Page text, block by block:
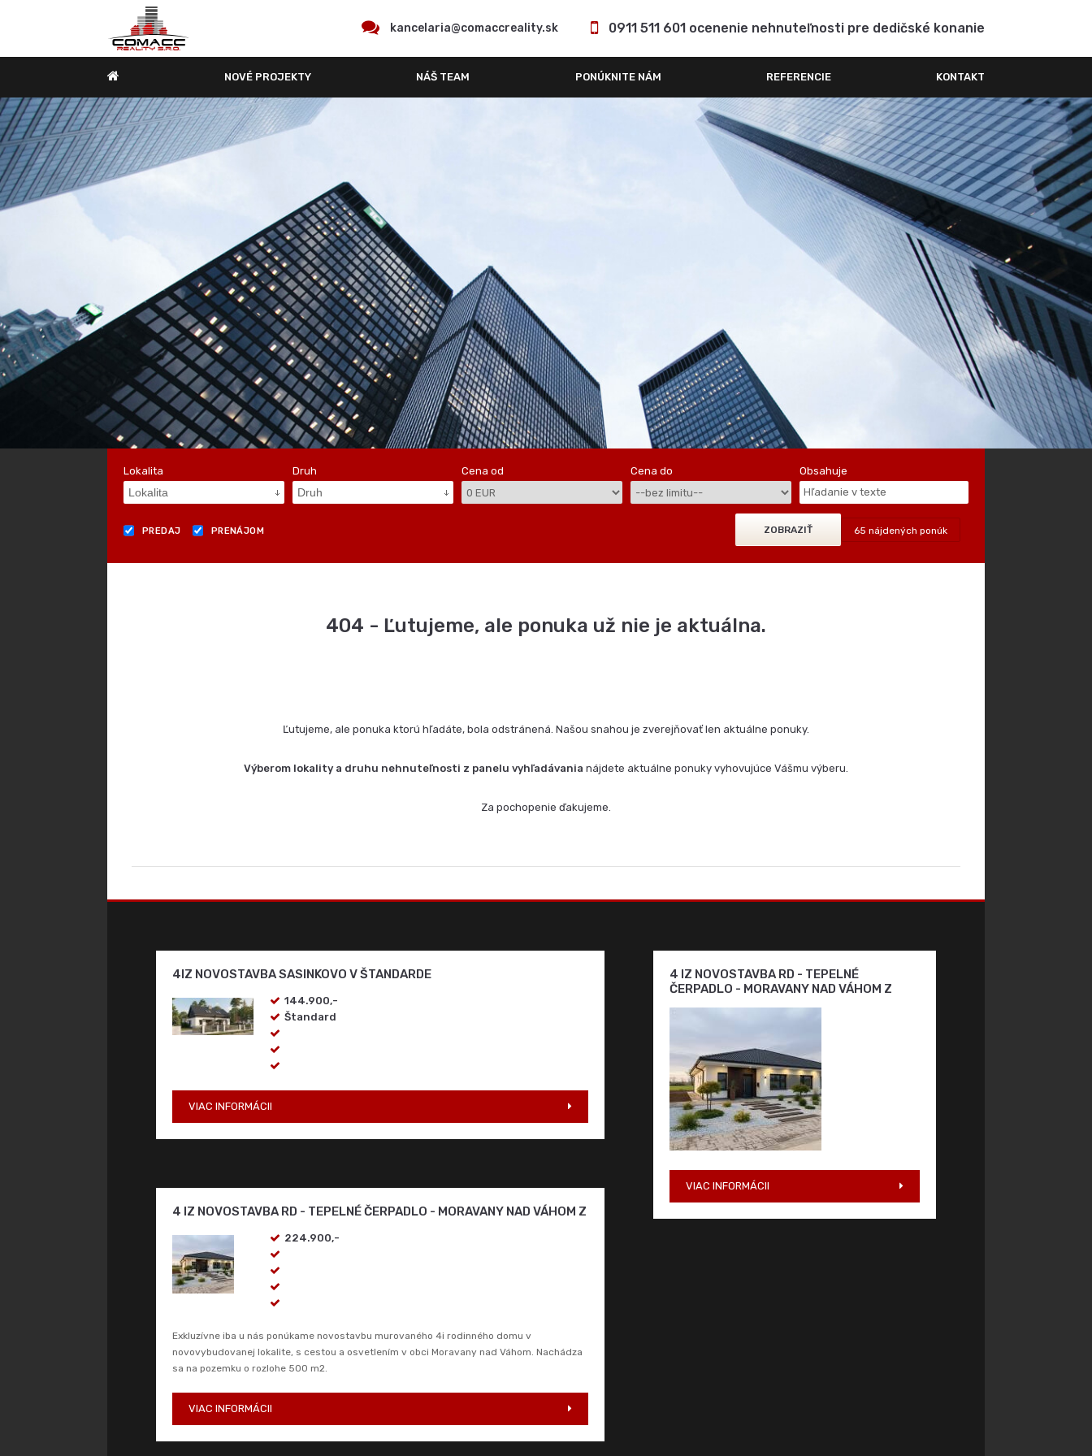
0911 511 601 ocenenie nehnuteľnosti pre dedičské konanie
kancelaria@comaccreality.sk
NOVÉ PROJEKTY NÁŠ TEAM PONÚKNITE NÁM REFERENCIE KONTAKT
404 - Ľutujeme, ale ponuka už nie je aktuálna.
Ľutujeme, ale ponuka ktorú hľadáte, bola odstránená. Našou snahou je zverejňovať len aktuálne ponuky.
Výberom lokality a druhu nehnuteľnosti z panelu vyhľadávania nájdete aktuálne ponuky vyhovujúce Vášmu výberu.
Za pochopenie ďakujeme.
Lokalita
Lokalita
Druh
Druh
Cena od Cena do Obsahuje
PREDAJ PRENÁJOM 65 nájdených ponúk
4IZ NOVOSTAVBA SASINKOVO V ŠTANDARDE
144.900,-
Štandard
VIAC INFORMÁCII
4 IZ NOVOSTAVBA RD - TEPELNÉ
ČERPADLO - MORAVANY NAD VÁHOM Z
VIAC INFORMÁCII
4 IZ NOVOSTAVBA RD - TEPELNÉ ČERPADLO - MORAVANY NAD VÁHOM Z
224.900,-
Exkluzívne iba u nás ponúkame novostavbu murovaného 4i rodinného domu v
novovybudovanej lokalite, s cestou a osvetlením v obci Moravany nad Váhom. Nachádza
sa na pozemku o rozlohe 500 m2.
VIAC INFORMÁCII